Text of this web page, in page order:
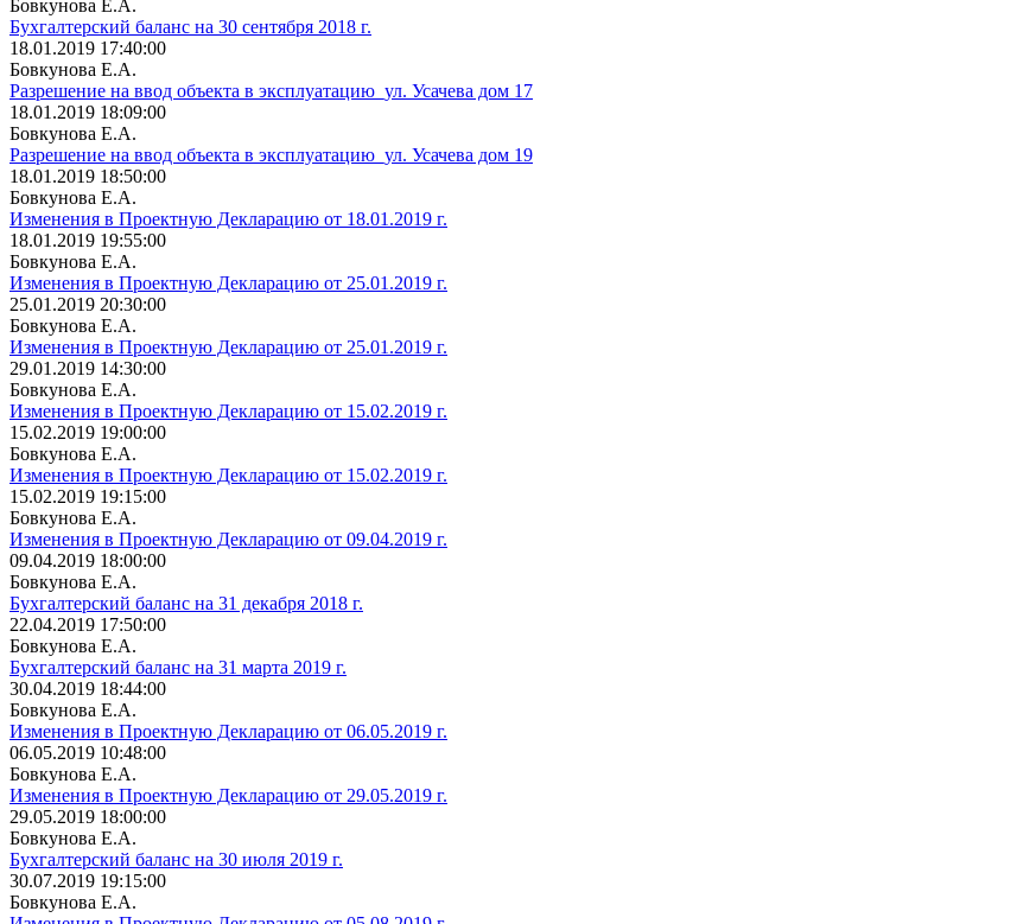
Бовкунова Е.А.
Бухгалтерский баланс на 30 сентября 2018 г.
18.01.2019 17:40:00
Бовкунова Е.А.
Разрешение на ввод объекта в эксплуатацию_ул. Усачева дом 17
18.01.2019 18:09:00
Бовкунова Е.А.
Разрешение на ввод объекта в эксплуатацию_ул. Усачева дом 19
18.01.2019 18:50:00
Бовкунова Е.А.
Изменения в Проектную Декларацию от 18.01.2019 г.
18.01.2019 19:55:00
Бовкунова Е.А.
Изменения в Проектную Декларацию от 25.01.2019 г.
25.01.2019 20:30:00
Бовкунова Е.А.
Изменения в Проектную Декларацию от 25.01.2019 г.
29.01.2019 14:30:00
Бовкунова Е.А.
Изменения в Проектную Декларацию от 15.02.2019 г.
15.02.2019 19:00:00
Бовкунова Е.А.
Изменения в Проектную Декларацию от 15.02.2019 г.
15.02.2019 19:15:00
Бовкунова Е.А.
Изменения в Проектную Декларацию от 09.04.2019 г.
09.04.2019 18:00:00
Бовкунова Е.А.
Бухгалтерский баланс на 31 декабря 2018 г.
22.04.2019 17:50:00
Бовкунова Е.А.
Бухгалтерский баланс на 31 марта 2019 г.
30.04.2019 18:44:00
Бовкунова Е.А.
Изменения в Проектную Декларацию от 06.05.2019 г.
06.05.2019 10:48:00
Бовкунова Е.А.
Изменения в Проектную Декларацию от 29.05.2019 г.
29.05.2019 18:00:00
Бовкунова Е.А.
Бухгалтерский баланс на 30 июля 2019 г.
30.07.2019 19:15:00
Бовкунова Е.А.